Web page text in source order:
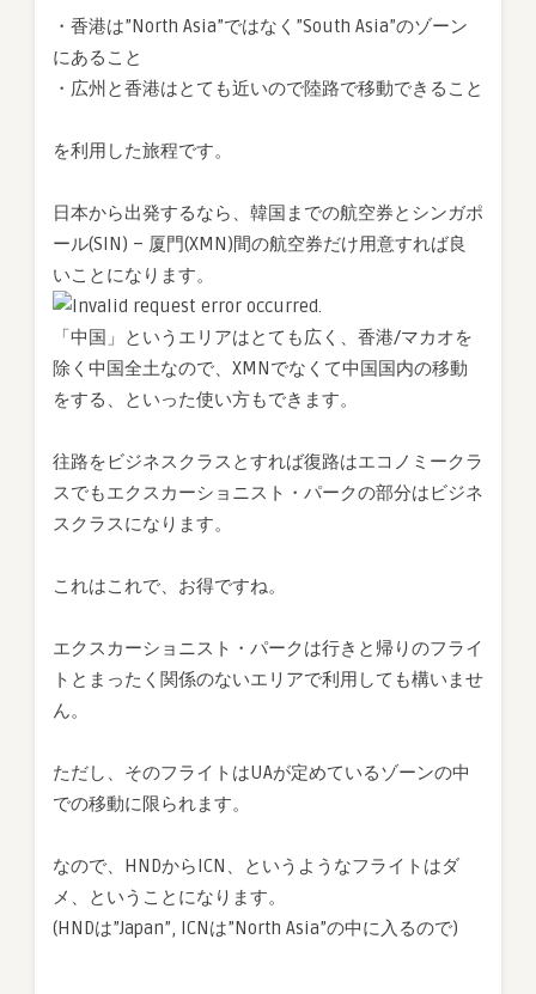
・香港は”North Asia”ではなく”South Asia”のゾーン
にあること
・広州と香港はとても近いので陸路で移動できること
を利用した旅程です。
日本から出発するなら、韓国までの航空券とシンガポ
ール(SIN) – 厦門(XMN)間の航空券だけ用意すれば良
いことになります。
「中国」というエリアはとても広く、香港/マカオを
除く中国全土なので、XMNでなくて中国国内の移動
をする、といった使い方もできます。
往路をビジネスクラスとすれば復路はエコノミークラ
スでもエクスカーショニスト・パークの部分はビジネ
スクラスになります。
これはこれで、お得ですね。
エクスカーショニスト・パークは行きと帰りのフライ
トとまったく関係のないエリアで利用しても構いませ
ん。
ただし、そのフライトはUAが定めているゾーンの中
での移動に限られます。
なので、HNDからICN、というようなフライトはダ
メ、ということになります。
(HNDは”Japan”, ICNは”North Asia”の中に入るので)